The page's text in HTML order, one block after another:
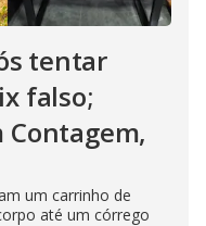
tentar
falso;
Contagem,
um carrinho de
até um córrego